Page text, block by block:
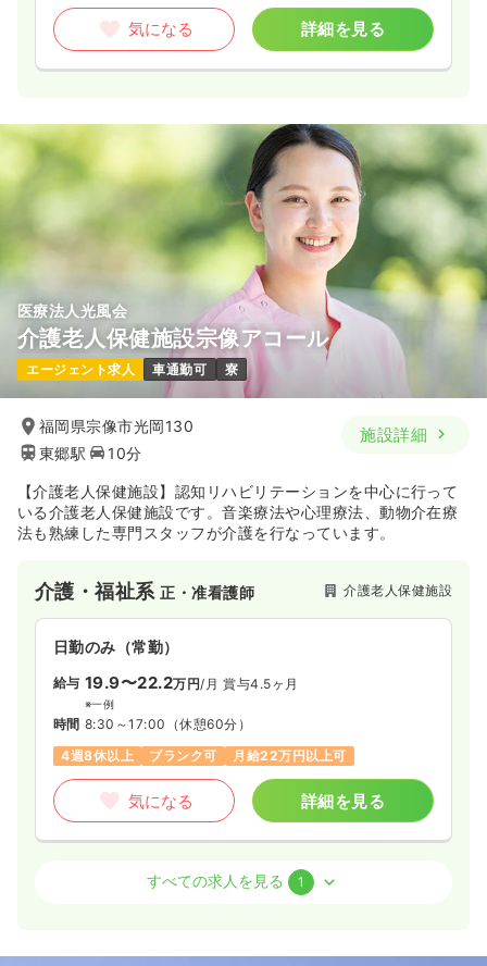
気になる 詳細を見る
医療法人光風会
介護老人保健施設宗像アコール
エージェント求人 車通勤可 寮
福岡県宗像市光岡130
東郷駅
10分
施設詳細
【介護老人保健施設】認知リハビリテーションを中心に行って
いる介護老人保健施設です。音楽療法や心理療法、動物介在療
法も熟練した専門スタッフが介護を行なっています。
介護・福祉系正・准看護師 介護老人保健施設
日勤のみ（常勤）
給与 19.9〜22.2万円/月 賞与4.5ヶ月
※一例
時間 8:30～17:00 （休憩60分）
4週8休以上
ブランク可 月給22万円以上可
気になる 詳細を見る
介護・福祉系正・准看護師 デイケア・デイサービス
すべての求人を見る 1